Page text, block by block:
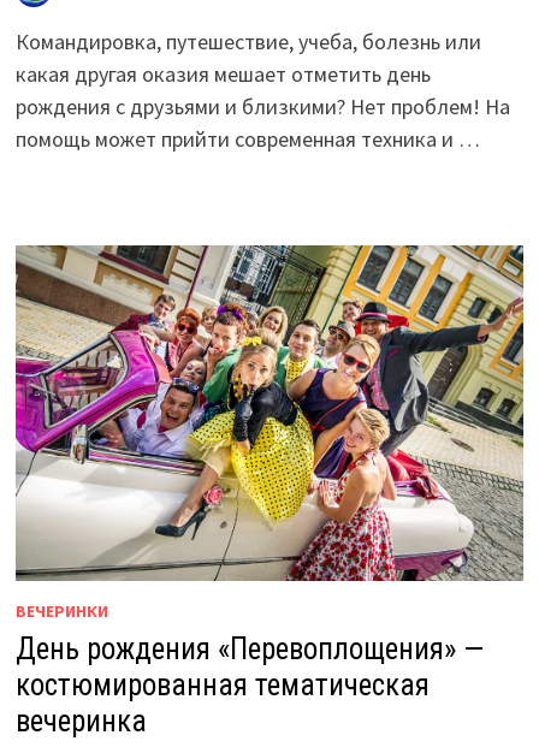
Командировка, путешествие, учеба, болезнь или
какая другая оказия мешает отметить день
рождения с друзьями и близкими? Нет проблем! На
помощь может прийти современная техника и …
ВЕЧЕРИНКИ
День рождения «Перевоплощения» —
костюмированная тематическая
вечеринка